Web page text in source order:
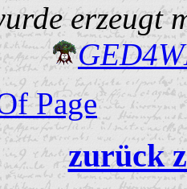
erzeugt
Page
zurück